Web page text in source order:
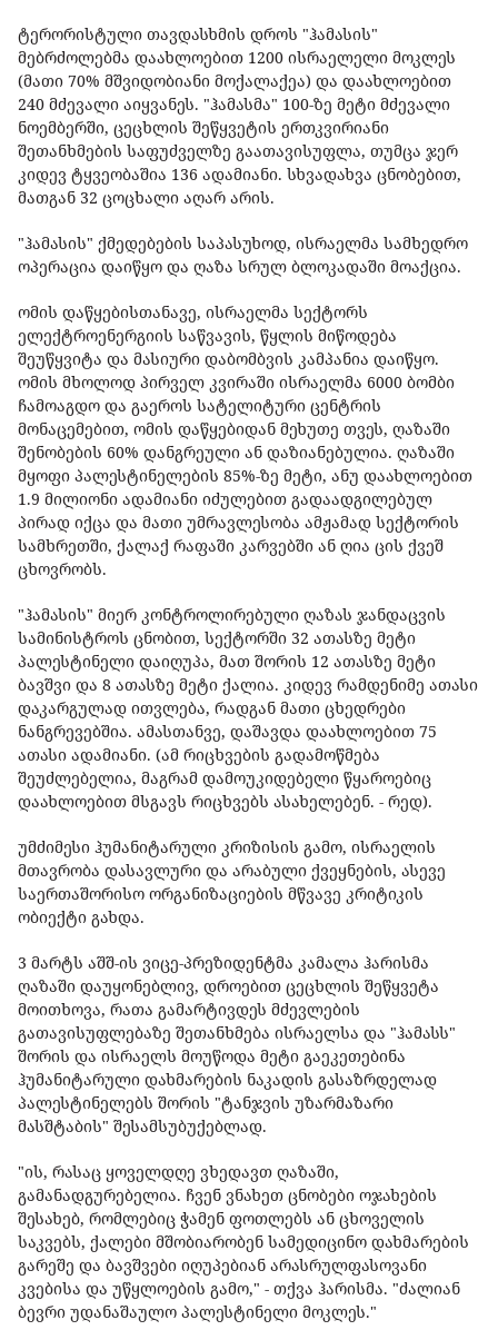
ტერორისტული თავდასხმის დროს "ჰამასის"
მებრძოლებმა დაახლოებით 1200 ისრაელელი მოკლეს
(მათი 70% მშვიდობიანი მოქალაქეა) და დაახლოებით
240 მძევალი აიყვანეს. "ჰამასმა" 100-ზე მეტი მძევალი
ნოემბერში, ცეცხლის შეწყვეტის ერთკვირიანი
შეთანხმების საფუძველზე გაათავისუფლა, თუმცა ჯერ
კიდევ ტყვეობაშია 136 ადამიანი. სხვადახვა ცნობებით,
მათგან 32 ცოცხალი აღარ არის.
"ჰამასის" ქმედებების საპასუხოდ, ისრაელმა სამხედრო
ოპერაცია დაიწყო და ღაზა სრულ ბლოკადაში მოაქცია.
ომის დაწყებისთანავე, ისრაელმა სექტორს
ელექტროენერგიის საწვავის, წყლის მიწოდება
შეუწყვიტა და მასიური დაბომბვის კამპანია დაიწყო.
ომის მხოლოდ პირველ კვირაში ისრაელმა 6000 ბომბი
ჩამოაგდო და გაეროს სატელიტური ცენტრის
მონაცემებით, ომის დაწყებიდან მეხუთე თვეს, ღაზაში
შენობების 60% დანგრეული ან დაზიანებულია. ღაზაში
მყოფი პალესტინელების 85%-ზე მეტი, ანუ დაახლოებით
1.9 მილიონი ადამიანი იძულებით გადაადგილებულ
პირად იქცა და მათი უმრავლესობა ამჟამად სექტორის
სამხრეთში, ქალაქ რაფაში კარვებში ან ღია ცის ქვეშ
ცხოვრობს.
"ჰამასის" მიერ კონტროლირებული ღაზას ჯანდაცვის
სამინისტროს ცნობით, სექტორში 32 ათასზე მეტი
პალესტინელი დაიღუპა, მათ შორის 12 ათასზე მეტი
ბავშვი და 8 ათასზე მეტი ქალია. კიდევ რამდენიმე ათასი
დაკარგულად ითვლება, რადგან მათი ცხედრები
ნანგრევებშია. ამასთანვე, დაშავდა დაახლოებით 75
ათასი ადამიანი. (ამ რიცხვების გადამოწმება
შეუძლებელია, მაგრამ დამოუკიდებელი წყაროებიც
დაახლოებით მსგავს რიცხვებს ასახელებენ. - რედ).
უმძიმესი ჰუმანიტარული კრიზისის გამო, ისრაელის
მთავრობა დასავლური და არაბული ქვეყნების, ასევე
საერთაშორისო ორგანიზაციების მწვავე კრიტიკის
ობიექტი გახდა.
3 მარტს აშშ-ის ვიცე-პრეზიდენტმა კამალა ჰარისმა
ღაზაში დაუყონებლივ, დროებით ცეცხლის შეწყვეტა
მოითხოვა, რათა გამარტივდეს მძევლების
გათავისუფლებაზე შეთანხმება ისრაელსა და "ჰამასს"
შორის და ისრაელს მოუწოდა მეტი გაეკეთებინა
ჰუმანიტარული დახმარების ნაკადის გასაზრდელად
პალესტინელებს შორის "ტანჯვის უზარმაზარი
მასშტაბის" შესამსუბუქებლად.
"ის, რასაც ყოველდღე ვხედავთ ღაზაში,
გამანადგურებელია. ჩვენ ვნახეთ ცნობები ოჯახების
შესახებ, რომლებიც ჭამენ ფოთლებს ან ცხოველის
საკვებს, ქალები მშობიარობენ სამედიცინო დახმარების
გარეშე და ბავშვები იღუპებიან არასრულფასოვანი
კვებისა და უწყლოების გამო," - თქვა ჰარისმა. "ძალიან
ბევრი უდანაშაულო პალესტინელი მოკლეს."